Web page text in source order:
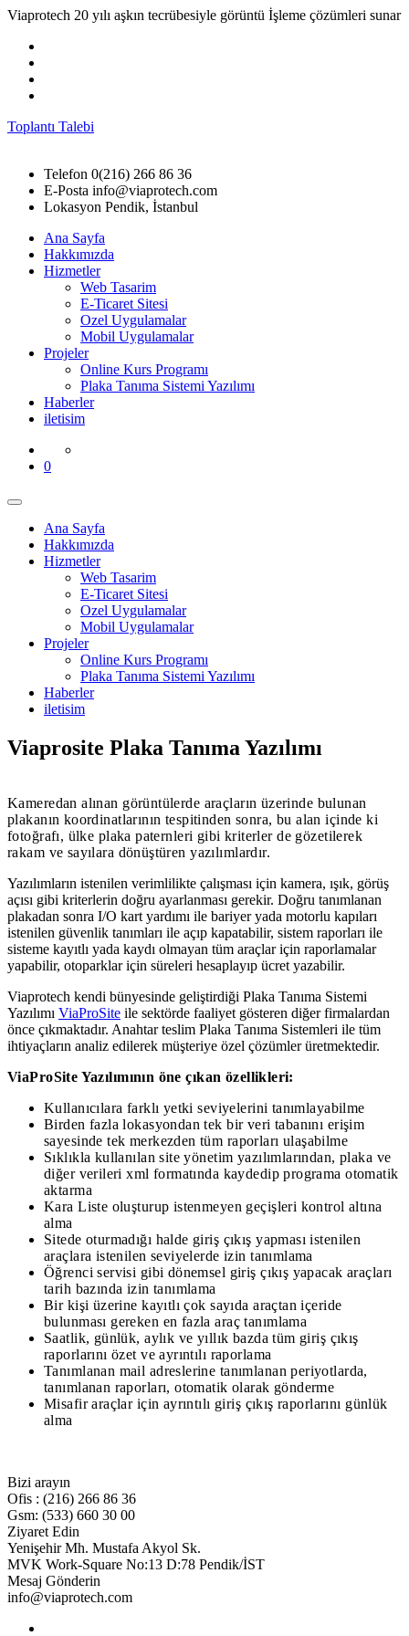
Viaprotech 20 yılı aşkın tecrübesiyle görüntü İşleme çözümleri sunar
Toplantı Talebi
Telefon 0(216) 266 86 36
E-Posta info@viaprotech.com
Lokasyon Pendik, İstanbul
Ana Sayfa
Hakkımızda
Hizmetler
Web Tasarim
E-Ticaret Sitesi
Ozel Uygulamalar
Mobil Uygulamalar
Projeler
Online Kurs Programı
Plaka Tanıma Sistemi Yazılımı
Haberler
iletisim
0
Ana Sayfa
Hakkımızda
Hizmetler
Web Tasarim
E-Ticaret Sitesi
Ozel Uygulamalar
Mobil Uygulamalar
Projeler
Online Kurs Programı
Plaka Tanıma Sistemi Yazılımı
Haberler
iletisim
Viaprosite Plaka Tanıma Yazılımı
Kameredan alınan görüntülerde araçların üzerinde bulunan
plakanın koordinatlarının tespitinden sonra, bu alan içinde ki
fotoğrafı, ülke plaka paternleri gibi kriterler de gözetilerek
rakam ve sayılara dönüştüren yazılımlardır.
Yazılımların istenilen verimlilikte çalışması için kamera, ışık, görüş
açısı gibi kriterlerin doğru ayarlanması gerekir. Doğru tanımlanan
plakadan sonra I/O kart yardımı ile bariyer yada motorlu kapıları
istenilen güvenlik tanımları ile açıp kapatabilir, sistem raporları ile
sisteme kayıtlı yada kaydı olmayan tüm araçlar için raporlamalar
yapabilir, otoparklar için süreleri hesaplayıp ücret yazabilir.
Viaprotech kendi bünyesinde geliştirdiği Plaka Tanıma Sistemi
Yazılımı ViaProSite ile sektörde faaliyet gösteren diğer firmalardan
önce çıkmaktadır. Anahtar teslim Plaka Tanıma Sistemleri ile tüm
ihtiyaçların analiz edilerek müşteriye özel çözümler üretmektedir.
ViaProSite Yazılımının öne çıkan özellikleri:
Kullanıcılara farklı yetki seviyelerini tanımlayabilme
Birden fazla lokasyondan tek bir veri tabanını erişim
sayesinde tek merkezden tüm raporları ulaşabilme
Sıklıkla kullanılan site yönetim yazılımlarından, plaka ve
diğer verileri xml formatında kaydedip programa otomatik
aktarma
Kara Liste oluşturup istenmeyen geçişleri kontrol altına
alma
Sitede oturmadığı halde giriş çıkış yapması istenilen
araçlara istenilen seviyelerde izin tanımlama
Öğrenci servisi gibi dönemsel giriş çıkış yapacak araçları
tarih bazında izin tanımlama
Bir kişi üzerine kayıtlı çok sayıda araçtan içeride
bulunması gereken en fazla araç tanımlama
Saatlik, günlük, aylık ve yıllık bazda tüm giriş çıkış
raporlarını özet ve ayrıntılı raporlama
Tanımlanan mail adreslerine tanımlanan periyotlarda,
tanımlanan raporları, otomatik olarak gönderme
Misafir araçlar için ayrıntılı giriş çıkış raporlarını günlük
alma
Bizi arayın
Ofis : (216) 266 86 36
Gsm: (533) 660 30 00
Ziyaret Edin
Yenişehir Mh. Mustafa Akyol Sk.
MVK Work-Square No:13 D:78 Pendik/İST
Mesaj Gönderin
info@viaprotech.com